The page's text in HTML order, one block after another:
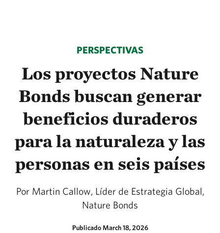
PERSPECTIVAS
Los proyectos Nature
Bonds buscan generar
beneficios duraderos
para la naturaleza y las
personas en seis países
Por Martin Callow, Líder de Estrategia Global,
Nature Bonds
Publicado March 18, 2026